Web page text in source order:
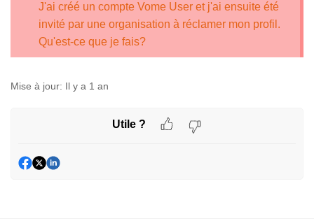
J'ai créé un compte Vome User et j'ai ensuite été
invité par une organisation à réclamer mon profil.
Qu'est-ce que je fais?
Mise à jour: Il y a 1 an
Utile ?